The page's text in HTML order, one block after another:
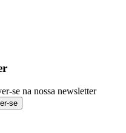
se na nossa newsletter
se